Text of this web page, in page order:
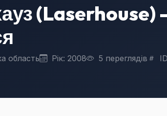
область Рік: 2008 5 переглядів